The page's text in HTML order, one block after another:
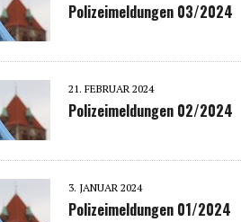
Polizeimeldungen 03/2024
21. FEBRUAR 2024
Polizeimeldungen 02/2024
3. JANUAR 2024
Polizeimeldungen 01/2024